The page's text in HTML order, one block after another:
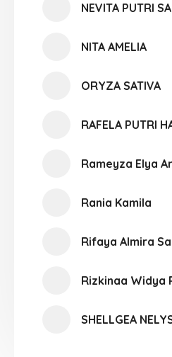
NEVITA PUTRI
NITA AMELIA
ORYZA SATIVA
RAFELA PUTRI
Rameyza Elya
Rania Kamila
Rifaya Almira
Rizkinaa Widya
SHELLGEA